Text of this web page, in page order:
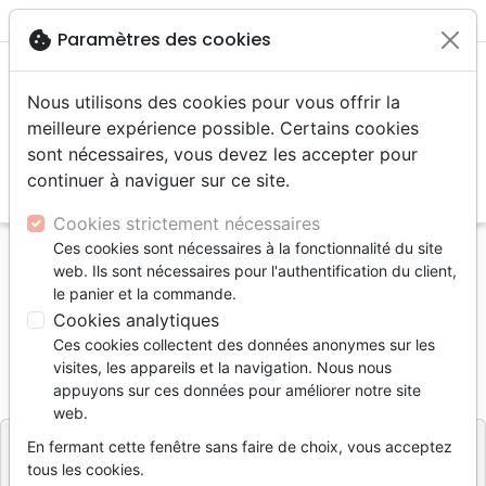
menu
Accueil Vidéos Films, fiction Forgiven [DVD]
Forgiven [DVD]
Auteur :Roland Joffé
Référence SAJE6507 EAN3700000265078
EditeurSAJE Distribution
cookie Paramètres des cookies
Nous utilisons des cookies pour vous offrir la
meilleure expérience possible. Certains cookies
sont nécessaires, vous devez les accepter pour
continuer à naviguer sur ce site.
Cookies strictement nécessaires
Ces cookies sont nécessaires à la fonctionnalité du site
web. Ils sont nécessaires pour l'authentification du client,
le panier et la commande.
Cookies analytiques
Ces cookies collectent des données anonymes sur les
visites, les appareils et la navigation. Nous nous
appuyons sur ces données pour améliorer notre site
web.
En fermant cette fenêtre sans faire de choix, vous acceptez
tous les cookies.